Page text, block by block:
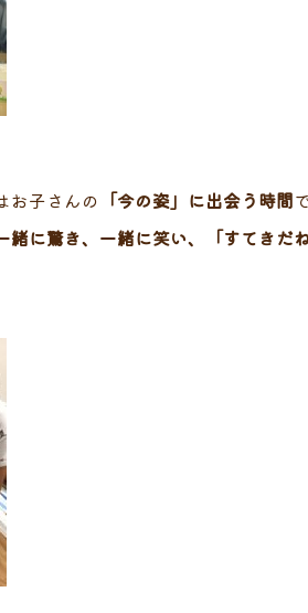
お子さんの 「今の姿」に出会う時間
緒に驚き、一緒に笑い、「すてきだ